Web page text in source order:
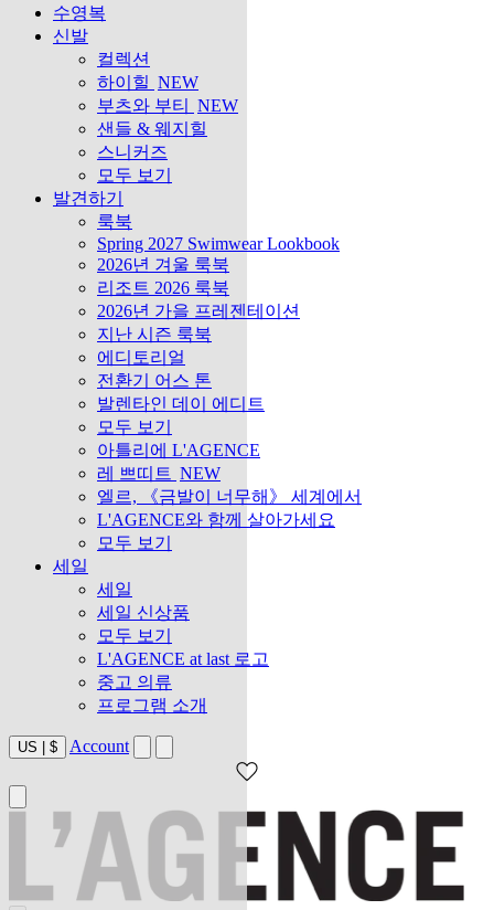
수영복
신발
컬렉션
하이힐 NEW
부츠와 부티
NEW
샌들 & 웨지힐
스니커즈
모두 보기
발견하기
룩북
Spring 2027 Swimwear Lookbook
2026년 겨울 룩북
리조트 2026 룩북
2026년 가을 프레젠테이션
지난 시즌 룩북
에디토리얼
전환기 어스 톤
발렌타인 데이 에디트
모두 보기
아틀리에 L'AGENCE
레 쁘띠트 NEW
엘르, 《금발이 너무해》 세계에서
L'AGENCE와 함께 살아가세요
모두 보기
세일
세일
세일 신상품
모두 보기
L'AGENCE at last 로고
중고 의류
프로그램 소개
US $ Account